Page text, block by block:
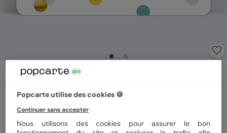
Carte de vœux entreprise
Popcarte utilise des cookies 🍪
Continuer sans accepter
Nous utilisons des cookies pour assurer le bon